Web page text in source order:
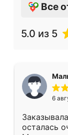
Все
5.0 из 5
6
осталась